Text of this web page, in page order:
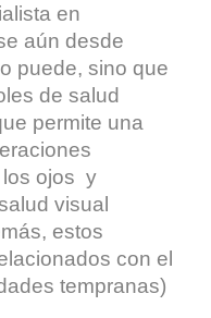
en
aún desde
puede, sino que
de salud
permite una
los ojos y
visual
estos
con el
tempranas)